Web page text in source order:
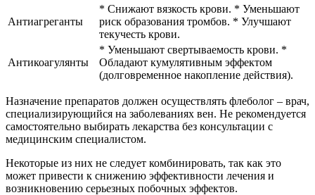
Антиагреганты
* Снижают вязкость крови. * Уменьшают
риск образования тромбов. * Улучшают
текучесть крови.
Антикоагулянты
* Уменьшают свертываемость крови. *
Обладают кумулятивным эффектом
(долговременное накопление действия).
Назначение препаратов должен осуществлять флеболог – врач,
специализирующийся на заболеваниях вен. Не рекомендуется
самостоятельно выбирать лекарства без консультации с
медицинским специалистом.
Некоторые из них не следует комбинировать, так как это
может привести к снижению эффективности лечения и
возникновению серьезных побочных эффектов.